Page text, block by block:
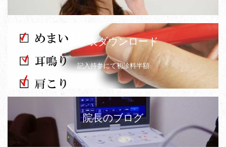
問診表ダウンロード
記入持参にて初診料半額
院長のブログ